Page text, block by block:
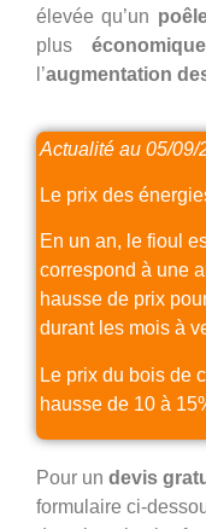
élevée qu’un
plus économique
l’augmentation
Actualité au 05/09/
Le prix des
En un an, le fioul
correspond à une
hausse de prix
durant les mois à
Le prix du bois de
hausse de 10 à
Pour un devis
formulaire ci-